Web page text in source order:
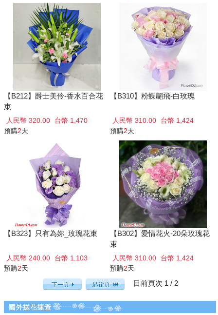
【B212】爵士美伶-香水百合花
束
人民幣 320.00
台幣 1,470
預購2天
【B310】粉蝶翩飛-白玫瑰
人民幣 310.00
台幣 1,424
預購2天
【B323】只有為妳_玫瑰花束
人民幣 240.00
台幣 1,103
預購2天
【B302】愛情花火-20朵玫瑰花
束
人民幣 310.00
台幣 1,424
預購2天
目前頁次 1 / 2